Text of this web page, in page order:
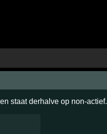
staat derhalve op non-actief.